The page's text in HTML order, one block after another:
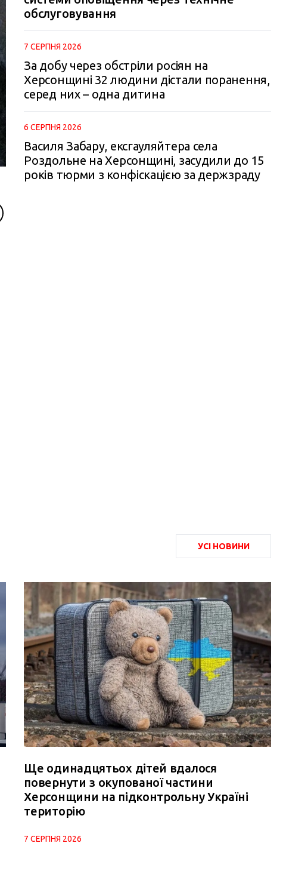
обслуговування
7 СЕРПНЯ 2026
За добу через обстріли росіян на
Херсонщині 32 людини дістали поранення,
серед них – одна дитина
6 СЕРПНЯ 2026
Василя Забару, ексгауляйтера села
Роздольне на Херсонщині, засудили до 15
років тюрми з конфіскацією за держзраду
УСІ НОВИНИ
Ще одинадцятьох дітей вдалося
повернути з окупованої частини
Херсонщини на підконтрольну Україні
територію
7 СЕРПНЯ 2026